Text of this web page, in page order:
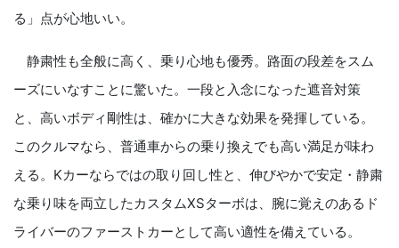
る」点が心地いい。
静粛性も全般に高く、乗り心地も優秀。路面の段差をスム
ーズにいなすことに驚いた。一段と入念になった遮音対策
と、高いボディ剛性は、確かに大きな効果を発揮している。
このクルマなら、普通車からの乗り換えでも高い満足が味わ
える。Kカーならではの取り回し性と、伸びやかで安定・静粛
な乗り味を両立したカスタムXSターボは、腕に覚えのあるド
ライバーのファーストカーとして高い適性を備えている。